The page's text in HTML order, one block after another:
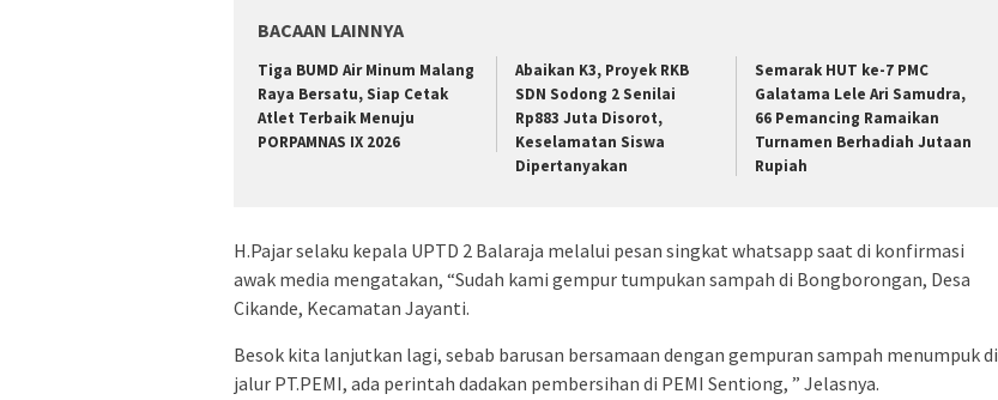
BACAAN LAINNYA
Tiga BUMD Air Minum Malang
Raya Bersatu, Siap Cetak
Atlet Terbaik Menuju
PORPAMNAS IX 2026
Abaikan K3, Proyek RKB
SDN Sodong 2 Senilai
Rp883 Juta Disorot,
Keselamatan Siswa
Dipertanyakan
Semarak HUT ke-7 PMC
Galatama Lele Ari Samudra,
66 Pemancing Ramaikan
Turnamen Berhadiah Jutaan
Rupiah
H.Pajar selaku kepala UPTD 2 Balaraja melalui pesan singkat whatsapp saat di konfirmasi
awak media mengatakan, “Sudah kami gempur tumpukan sampah di Bongborongan, Desa
Cikande, Kecamatan Jayanti.
Besok kita lanjutkan lagi, sebab barusan bersamaan dengan gempuran sampah menumpuk di
jalur PT.PEMI, ada perintah dadakan pembersihan di PEMI Sentiong, ” Jelasnya.